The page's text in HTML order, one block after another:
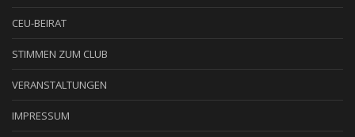
CEU-BEIRAT
STIMMEN ZUM CLUB
VERANSTALTUNGEN
IMPRESSUM